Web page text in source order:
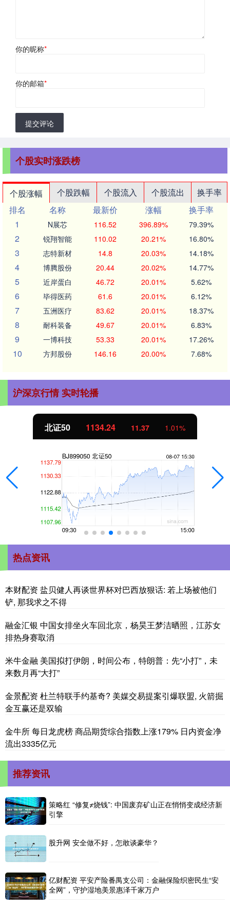
你的昵称*
你的邮箱*
提交评论
个股实时涨跌榜
个股涨幅 个股跌幅 个股流入 个股流出
换手率
排名
名称 最新价 涨幅
换手率
1
N展芯 116.52 396.89% 79.39%
2 锐翔智能 110.02 20.21% 16.80%
3 志特新材 14.8 20.03% 14.18%
4 博腾股份 20.44 20.02% 14.77%
5 近岸蛋白 46.72 20.01% 5.62%
6 毕得医药 61.6 20.01% 6.12%
7 五洲医疗 83.62 20.01% 18.37%
8 耐科装备 49.67 20.01% 6.83%
9 一博科技 53.33 20.01% 17.26%
10 方邦股份 146.16 20.00% 7.68%
沪深京行情 实时轮播
北证50 1134.24 11.37 1.01%
热点资讯
本财配资 盐贝健人再谈世界杯对巴西放狠话: 若上场被他们
铲, 那我求之不得
融金汇银 中国女排坐火车回北京，杨昊王梦洁晒照，江苏女
排热身赛取消
米牛金融 美国拟打伊朗，时间公布，特朗普：先“小打”，未
来数月再“大打”
金景配资 杜兰特联手约基奇? 美媒交易提案引爆联盟, 火箭掘
金互赢还是双输
金牛所 每日龙虎榜 商品期货综合指数上涨179% 日内资金净
流出3335亿元
推荐资讯
策略红 “修复≠烧钱”: 中国废弃矿山正在悄悄变成经济新
引擎
股升网 安全做不好，怎敢谈豪华？
亿财配资 平安产险番禺支公司：金融保险织密民生“安
全网”，守护湿地美景惠泽千家万户